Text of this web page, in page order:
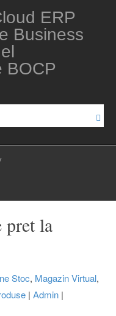
BOCP
la
Stoc, Magazin Virtual,
| Admin|